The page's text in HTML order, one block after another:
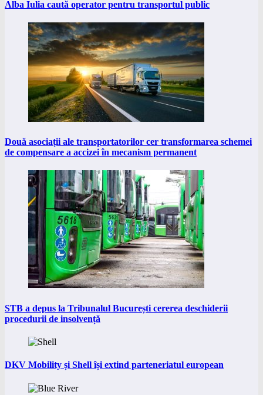
Alba Iulia caută operator pentru transportul public
Două asociații ale transportatorilor cer transformarea schemei
de compensare a accizei în mecanism permanent
STB a depus la Tribunalul București cererea deschiderii
procedurii de insolvență
DKV Mobility și Shell își extind parteneriatul european